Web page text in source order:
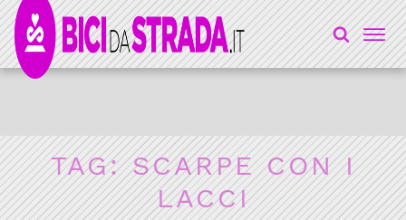
TAG:SCARPE CON I
LACCI